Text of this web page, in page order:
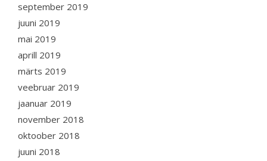
september 2019
juuni 2019
mai 2019
aprill 2019
märts 2019
veebruar 2019
jaanuar 2019
november 2018
oktoober 2018
juuni 2018